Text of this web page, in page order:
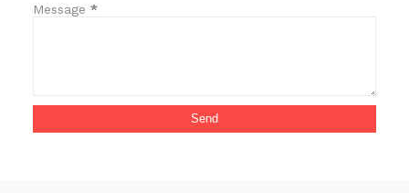
Message *